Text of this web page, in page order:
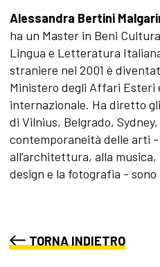
Alessandra Bertini
ha un Master in Beni
Lingua e Letteratura
straniere nel 2001 è
Ministero degli Affari Esteri
internazionale. Ha diretto
di Vilnius, Belgrado,
contemporaneità delle arti -
all’architettura, alla
design e la fotografia -
TORNA INDIETRO